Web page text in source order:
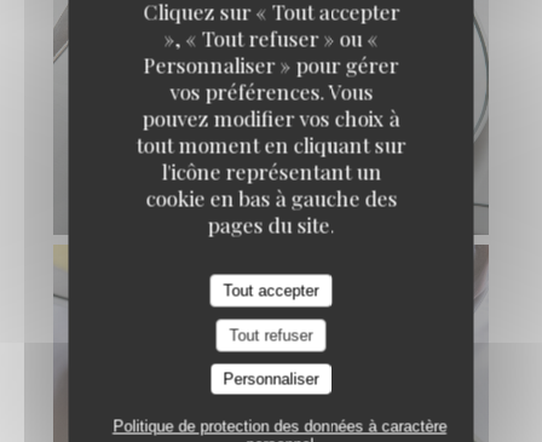
Cliquez sur « Tout accepter
», « Tout refuser » ou «
Personnaliser » pour gérer
vos préférences. Vous
pouvez modifier vos choix à
tout moment en cliquant sur
l'icône représentant un
cookie en bas à gauche des
pages du site.
Tout accepter
Tout refuser
Personnaliser
Politique de protection des données à caractère
ANDOUILLETTE AAAAA